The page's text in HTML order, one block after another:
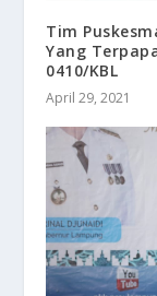
Tim
Yang
0410/KBL
April 29, 2021